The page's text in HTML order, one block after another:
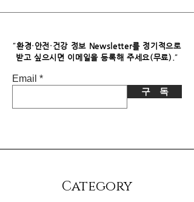
파트너스로부터 소정의 수수료를 받습
없습니다.
"환경·안전·건강 정보 Newsletter를 정기적으로
받고 싶으시면​ 이메일을 등록해 주세요(무료)."
Email
구 독
​Category